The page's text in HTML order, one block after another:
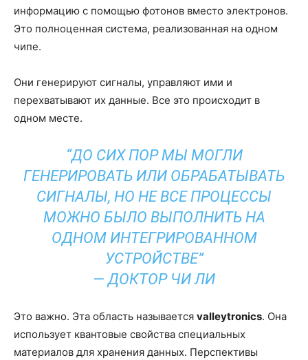
информацию с помощью фотонов вместо электронов.
Это полноценная система, реализованная на одном
чипе.
Они генерируют сигналы, управляют ими и
перехватывают их данные. Все это происходит в
одном месте.
“ДО СИХ ПОР МЫ МОГЛИ
ГЕНЕРИРОВАТЬ ИЛИ ОБРАБАТЫВАТЬ
СИГНАЛЫ, НО НЕ ВСЕ ПРОЦЕССЫ
МОЖНО БЫЛО ВЫПОЛНИТЬ НА
ОДНОМ ИНТЕГРИРОВАННОМ
УСТРОЙСТВЕ”
— ДОКТОР ЧИ ЛИ
Это важно. Эта область называется valleytronics. Она
использует квантовые свойства специальных
материалов для хранения данных. Перспективы